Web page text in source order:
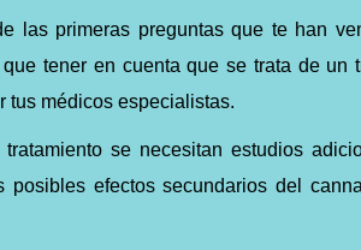
las primeras preguntas que te han
tener en cuenta que se trata de un
tus médicos especialistas.
se necesitan estudios
posibles efectos secundarios del